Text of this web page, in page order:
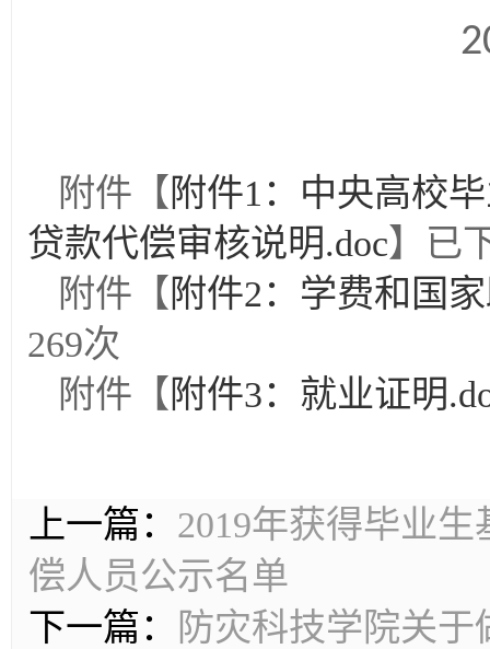
附件【 附件1：中央高校
贷款代偿审核说明.doc】已
附件【 附件2：学费和国
269次
附件【 附件3：就业证明
上一篇： 2019年获得毕业
偿人员公示名单
下一篇：
防灾科技学院关